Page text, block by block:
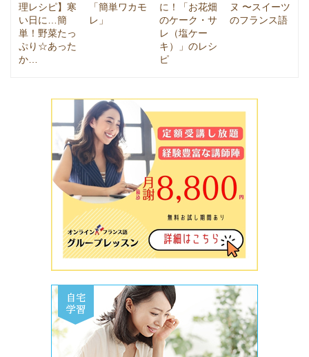
理レシピ】寒
い日に…簡
単！野菜たっ
ぷり☆あった
か…
「簡単ワカモ
レ」
に！「お花畑
のケーク・サ
レ（塩ケー
キ）」のレシ
ピ
ヌ 〜スイーツ
のフランス語